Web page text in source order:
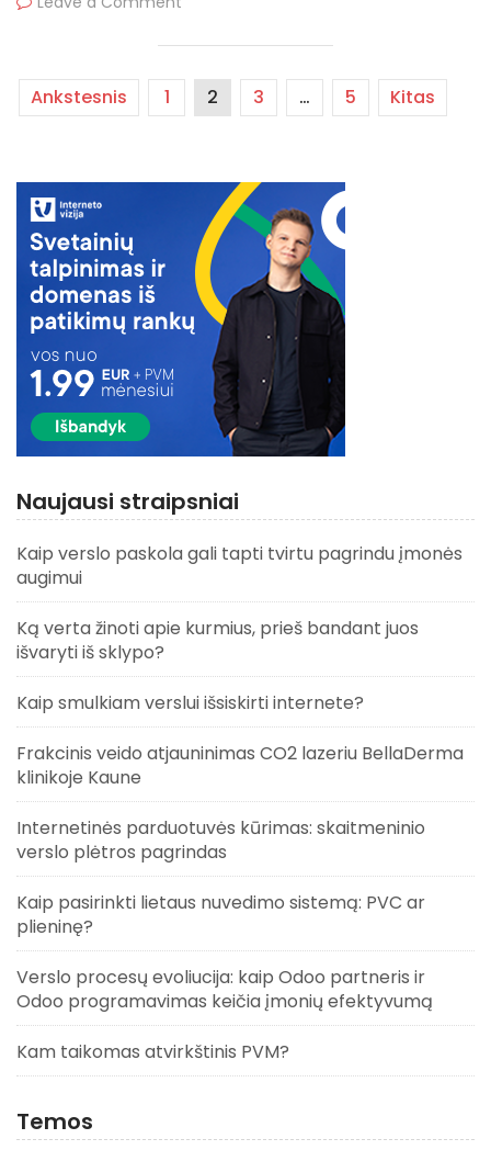
Ankstesnis 1 2 3 … 5 Kitas
Naujausi straipsniai
Kaip verslo paskola gali tapti tvirtu pagrindu įmonės
augimui
Ką verta žinoti apie kurmius, prieš bandant juos
išvaryti iš sklypo?
Kaip smulkiam verslui išsiskirti internete?
Frakcinis veido atjauninimas CO2 lazeriu BellaDerma
klinikoje Kaune
Internetinės parduotuvės kūrimas: skaitmeninio
verslo plėtros pagrindas
Kaip pasirinkti lietaus nuvedimo sistemą: PVC ar
plieninę?
Verslo procesų evoliucija: kaip Odoo partneris ir
Odoo programavimas keičia įmonių efektyvumą
Kam taikomas atvirkštinis PVM?
Temos